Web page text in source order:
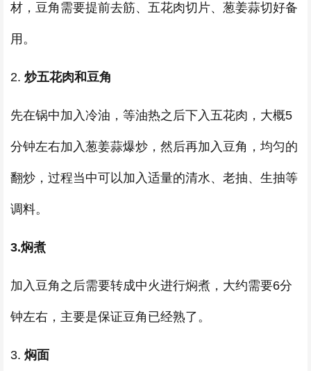
材，豆角需要提前去筋、五花肉切片、葱姜蒜切好备
用。
2. 炒五花肉和豆角
先在锅中加入冷油，等油热之后下入五花肉，大概5
分钟左右加入葱姜蒜爆炒，然后再加入豆角，均匀的
翻炒，过程当中可以加入适量的清水、老抽、生抽等
调料。
3.焖煮
加入豆角之后需要转成中火进行焖煮，大约需要6分
钟左右，主要是保证豆角已经熟了。
3. 焖面